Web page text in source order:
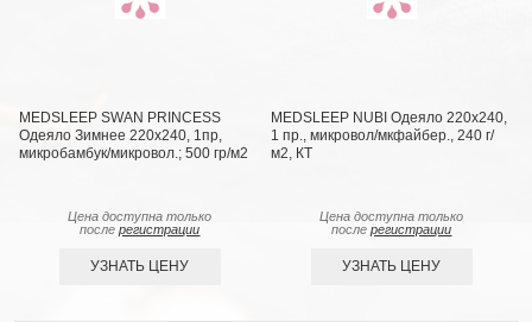
MEDSLEEP SWAN PRINCESS
Одеяло Зимнее 220х240, 1пр,
микробамбук/микровол.; 500 гр/м2
Цена доступна только
послерегистрации
УЗНАТЬ ЦЕНУ
MEDSLEEP NUBI Одеяло 220х240,
1 пр., микровол/мкфайбер., 240 г/
м2, КТ
Цена доступна только
послерегистрации
УЗНАТЬ ЦЕНУ